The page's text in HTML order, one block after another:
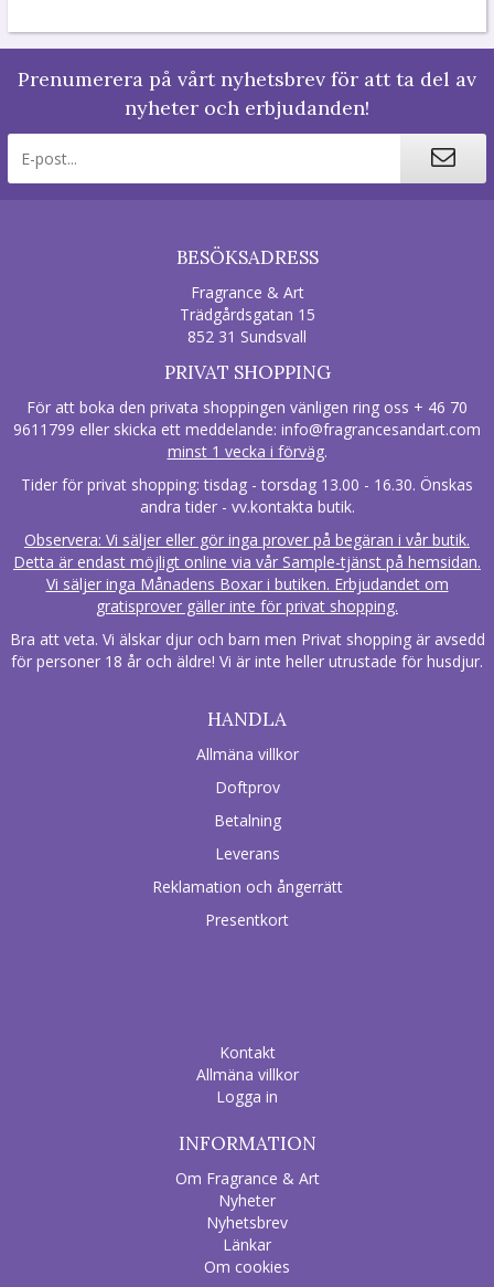
Prenumerera på vårt nyhetsbrev för att ta del av
nyheter och erbjudanden!
BESÖKSADRESS
Fragrance & Art
Trädgårdsgatan 15
852 31 Sundsvall
PRIVAT SHOPPING
För att boka den privata shoppingen vänligen ring oss + 46 70
9611799 eller skicka ett meddelande: info@fragrancesandart.com
minst 1 vecka i förväg.
Tider för privat shopping: tisdag - torsdag 13.00 - 16.30. Önskas
andra tider - vv.kontakta butik.
Observera: Vi säljer eller gör inga prover på begäran i vår butik.
Detta är endast möjligt online via vår Sample-tjänst på hemsidan.
Vi säljer inga Månadens Boxar i butiken. Erbjudandet om
gratisprover gäller inte för privat shopping.
Bra att veta. Vi älskar djur och barn men Privat shopping är avsedd
för personer 18 år och äldre! Vi är inte heller utrustade för husdjur.
HANDLA
Allmäna villkor
Doftprov
Betalning
Leverans
Reklamation och ångerrätt
Presentkort
Kontakt
Allmäna villkor
Logga in
INFORMATION
Om Fragrance & Art
Nyheter
Nyhetsbrev
Länkar
Om cookies